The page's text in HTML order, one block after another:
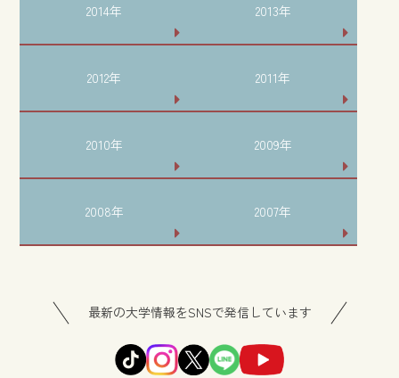
2014年 2013年
2012年 2011年
2010年 2009年
2008年 2007年
最新の大学情報をSNSで発信しています